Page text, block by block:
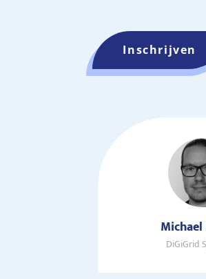
Inschrijven
DiGiGrid